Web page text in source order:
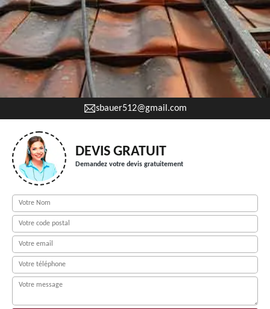
sbauer512@gmail.com
DEVIS GRATUIT
Demandez votre devis gratuitement